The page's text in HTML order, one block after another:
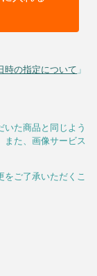
時の指定について 」
た商品と同じよう
また、画像サービス
ご了承いただくこ